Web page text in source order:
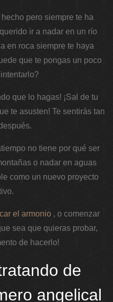
pero siempre te ha
ir a nadar en un río
en roca siempre te haya
que te pongas un poco
que lo hagas! ¡Sal de tu
te asusten! Te sentirás tan
no tiene por qué ser
o nadar en aguas
como un nuevo proyecto
el armonio , o comenzar
sea que quieras probar,
de hacerlo!
de
angelical